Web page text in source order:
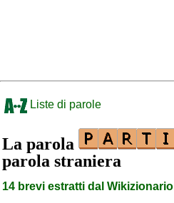
Liste di parole
La parola
parola straniera
14 brevi estratti dal Wikizionario